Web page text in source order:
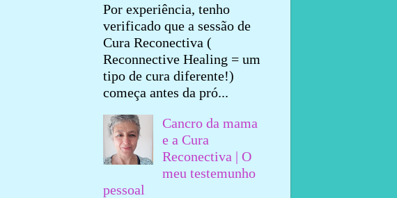
Por experiência, tenho
verificado que a sessão de
Cura Reconectiva (
Reconnective Healing = um
tipo de cura diferente!)
começa antes da pró...
Cancro da mama
e a Cura
Reconectiva | O
meu testemunho
pessoal